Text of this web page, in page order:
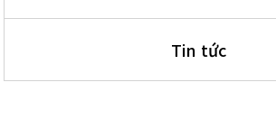
Tin tức